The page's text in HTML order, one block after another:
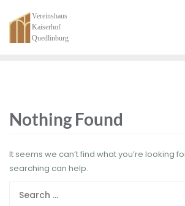
Nothing Found
It seems we can’t find what you’re looking
searching can help.